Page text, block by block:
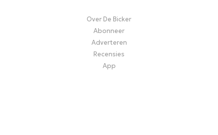
Over De Bicker
Abonneer
Adverteren
Recensies
App